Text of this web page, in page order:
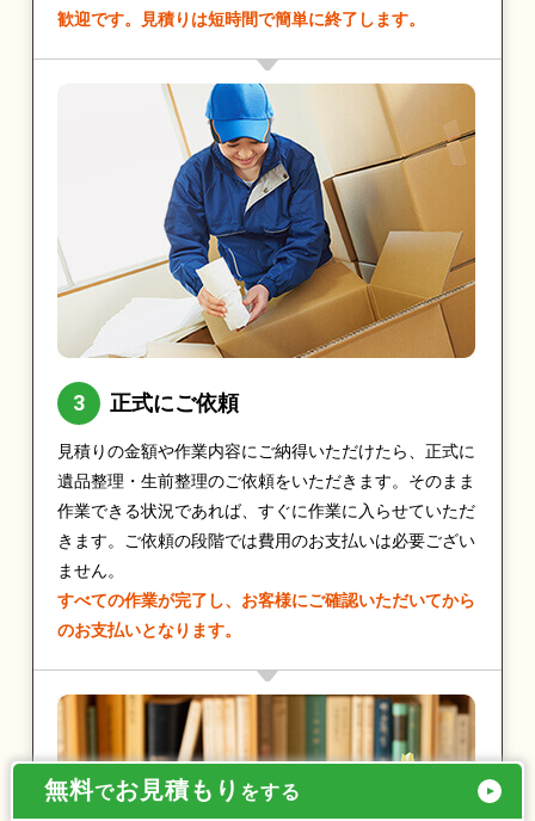
歓迎です。見積りは短時間で簡単に終了します。
正式にご依頼
見積りの金額や作業内容にご納得いただけたら、正式に
遺品整理・生前整理のご依頼をいただきます。そのまま
作業できる状況であれば、すぐに作業に入らせていただ
きます。ご依頼の段階では費用のお支払いは必要ござい
ません。
すべての作業が完了し、お客様にご確認いただいてから
のお支払いとなります。
無料でお見積もり をする